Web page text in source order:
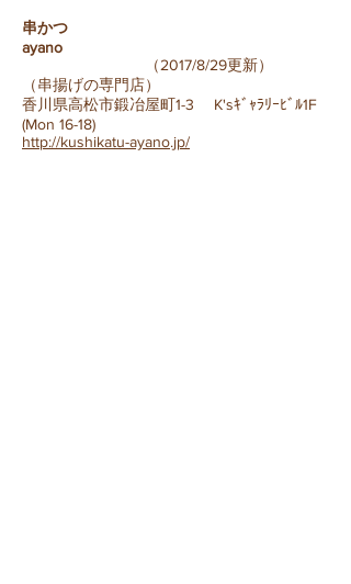
串かつ
ayano
（2017/8/29更新）
（串揚げの専門店）
香川県高松市鍛冶屋町1-3 K'sｷﾞｬﾗﾘｰﾋﾞﾙ1F
(Mon 16-18)
http://kushikatu-ayano.jp/